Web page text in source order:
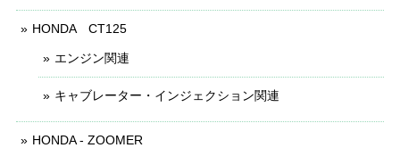
HONDA CT125
エンジン関連
キャブレーター・インジェクション関連
HONDA - ZOOMER